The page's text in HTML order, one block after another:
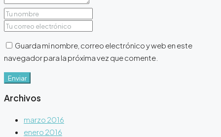
Guarda mi nombre, correo electrónico y web en este
navegador para la próxima vez que comente.
Enviar
Archivos
marzo 2016
enero 2016